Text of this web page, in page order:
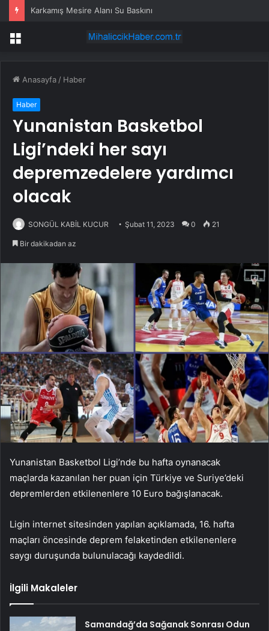
Karkamış Mesire Alanı Su Baskını
Menü
Anasayfa / Haber
Haber
Yunanistan Basketbol
Ligi’ndeki her sayı
depremzedelere yardımcı
olacak
SONGÜL KABİL KUCUR Şubat 11, 2023 0 21
Bir dakikadan az
Yunanistan Basketbol Ligi’nde bu hafta oynanacak
maçlarda kazanılan her puan için Türkiye ve Suriye’deki
depremlerden etkilenenlere 10 Euro bağışlanacak.
Ligin internet sitesinden yapılan açıklamada, 16. hafta
maçları öncesinde deprem felaketinden etkilenenlere
saygı duruşunda bulunulacağı kaydedildi.
İlgili Makaleler
Samandağ’da Sağanak Sonrası Odun